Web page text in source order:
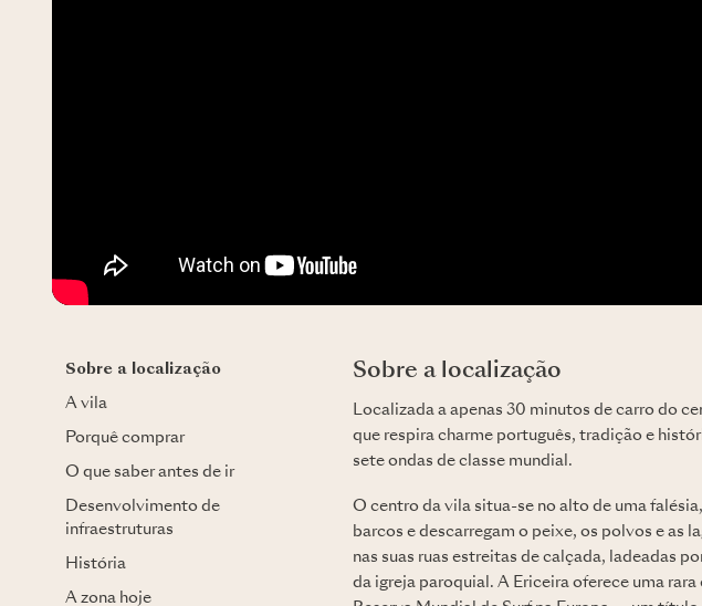
Sobre a localização
A vila
Porquê comprar
O que saber antes de ir
Desenvolvimento de
infraestruturas
História
A zona hoje
Sobre a localização
Localizada a apenas 30 minutos de carro do
que respira charme português, tradição e
sete ondas de classe mundial.
O centro da vila situa-se no alto de uma
barcos e descarregam o peixe, os polvos e as
nas suas ruas estreitas de calçada, ladeadas
da igreja paroquial. A Ericeira oferece uma